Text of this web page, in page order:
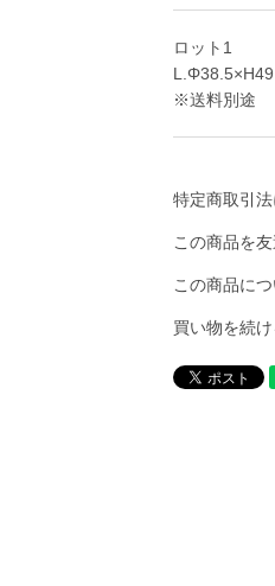
ロット1
※送料別途
特定商取引法
この商品を
この商品に
買い物を続け